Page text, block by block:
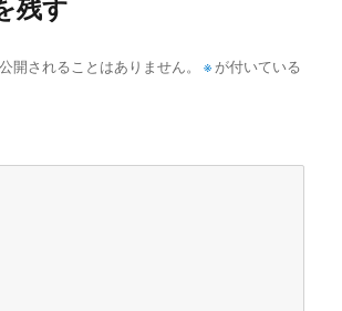
開されることはありません。 ※ が付いている